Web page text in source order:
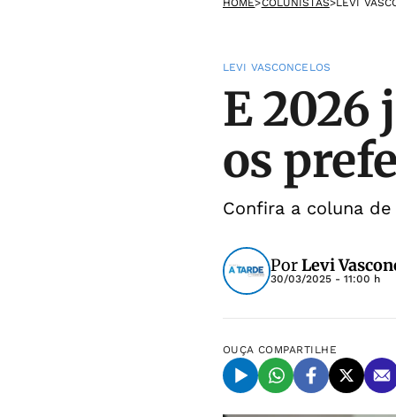
HOME>COLUNISTAS>LEVI
LEVI VASCONCELOS
E 2026
os
Confira a coluna
PorLevi
30/03/2025 - 11:00 h
OUÇA COMPARTILHE